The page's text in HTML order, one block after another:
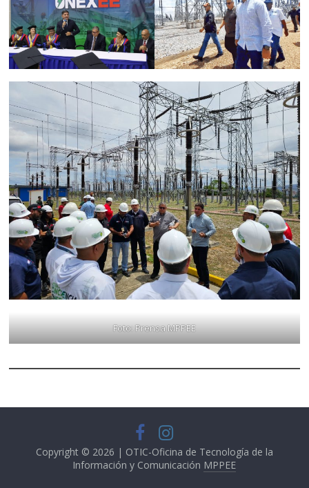
Foto: Prensa MPPEE
Copyright © 2026 | OTIC-Oficina de Tecnología de la
Información y Comunicación MPPEE